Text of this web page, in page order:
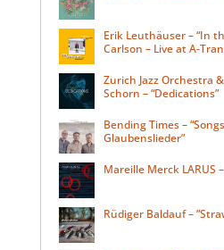
Erik Leuthäuser – “In
Carlson – Live at A-
Zurich Jazz Orchestra
Schorn – “Dedications”
Bending Times –
Glaubenslieder”
Mareille Merck LARUS
Rüdiger Baldauf –